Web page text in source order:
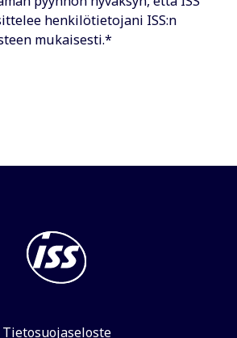
henkilötietojani ISS:n
mukaisesti.*
Tietosuojaseloste